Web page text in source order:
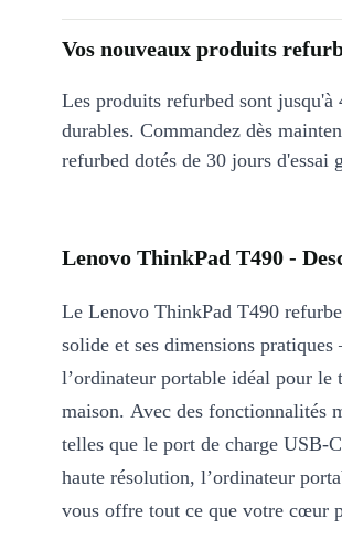
Vos nouveaux produits
Les produits refurbed sont
durables. Commandez dès
refurbed dotés de 30 jours d'essai
Lenovo ThinkPad T490 -
Le Lenovo ThinkPad T490
solide et ses dimensions pratiques
l’ordinateur portable idéal pour le
maison. Avec des fonctionnalités
telles que le port de charge USB-
haute résolution, l’ordinateur
vous offre tout ce que votre cœur